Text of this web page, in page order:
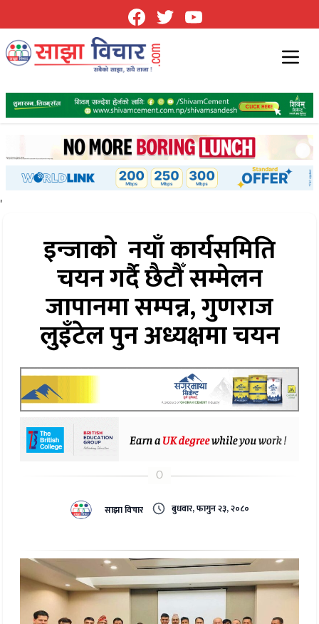
'
इन्जाको नयाँ कार्यसमिति
चयन गर्दै छैटौँ सम्मेलन
जापानमा सम्पन्न, गुणराज
लुइँटेल पुन अध्यक्षमा चयन
साझा विचार बुधवार, फागुन २३, २०८०